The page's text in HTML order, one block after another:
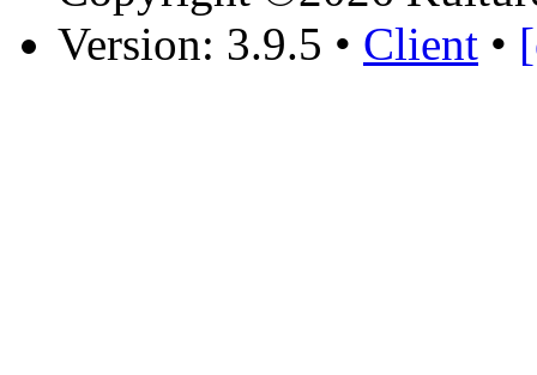
Version: 3.9.5 • Client •